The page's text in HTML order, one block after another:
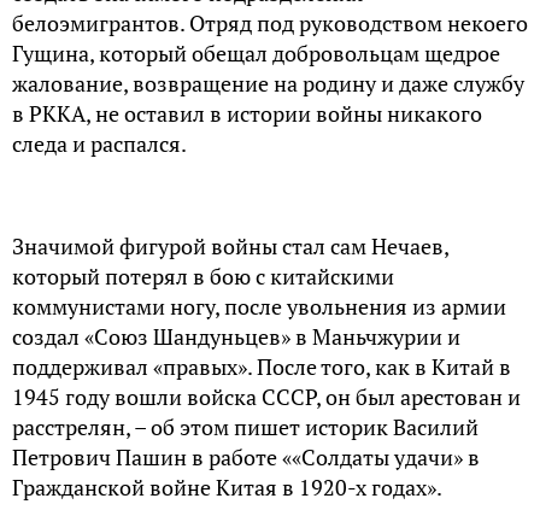
белоэмигрантов. Отряд под руководством некоего
Гущина, который обещал добровольцам щедрое
жалование, возвращение на родину и даже службу
в РККА, не оставил в истории войны никакого
следа и распался.
Значимой фигурой войны стал сам Нечаев,
который потерял в бою с китайскими
коммунистами ногу, после увольнения из армии
создал «Союз Шандуньцев» в Маньчжурии и
поддерживал «правых». После того, как в Китай в
1945 году вошли войска СССР, он был арестован и
расстрелян, – об этом пишет историк Василий
Петрович Пашин в работе ««Солдаты удачи» в
Гражданской войне Китая в 1920-х годах».